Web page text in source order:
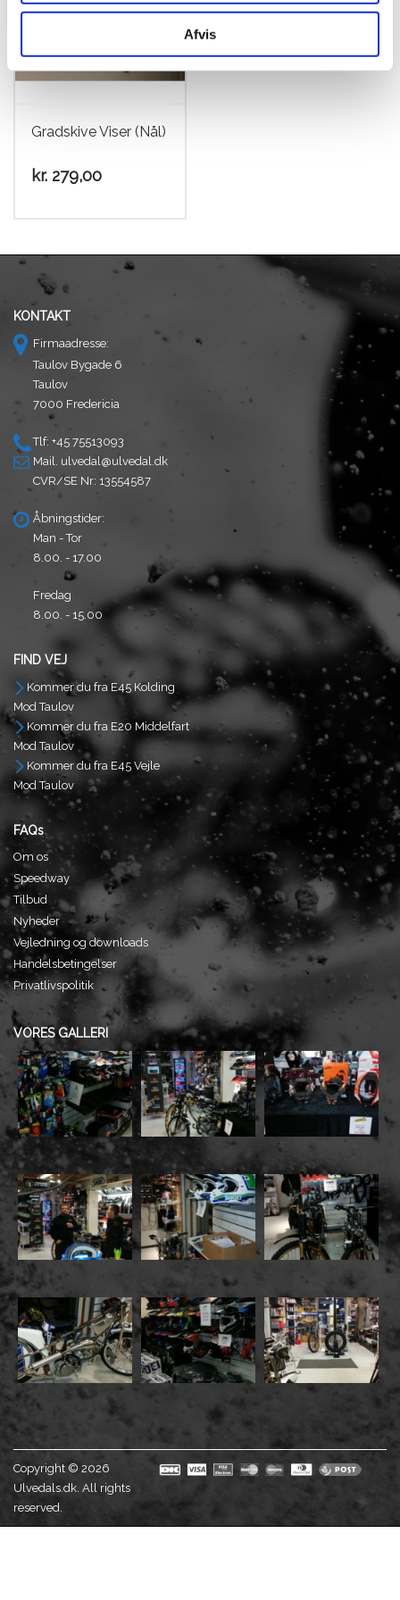
Afvis
Gradskive Viser (Nål)
kr. 279,00
KONTAKT
Firmaadresse:
Taulov Bygade 6
Taulov
7000 Fredericia
Tlf: +45 75513093
Mail. ulvedal@ulvedal.dk
CVR/SE Nr: 13554587
Åbningstider:
Man - Tor
8.00. - 17.00
Fredag
8.00. - 15.00
FIND VEJ
Kommer du fra E45 Kolding
Mod Taulov
Kommer du fra E20 Middelfart
Mod Taulov
Kommer du fra E45 Vejle
Mod Taulov
FAQs
Om os
Speedway
Tilbud
Nyheder
Vejledning og downloads
Handelsbetingelser
Privatlivspolitik
VORES GALLERI
Copyright © 2026
Ulvedals.dk. All rights
reserved.